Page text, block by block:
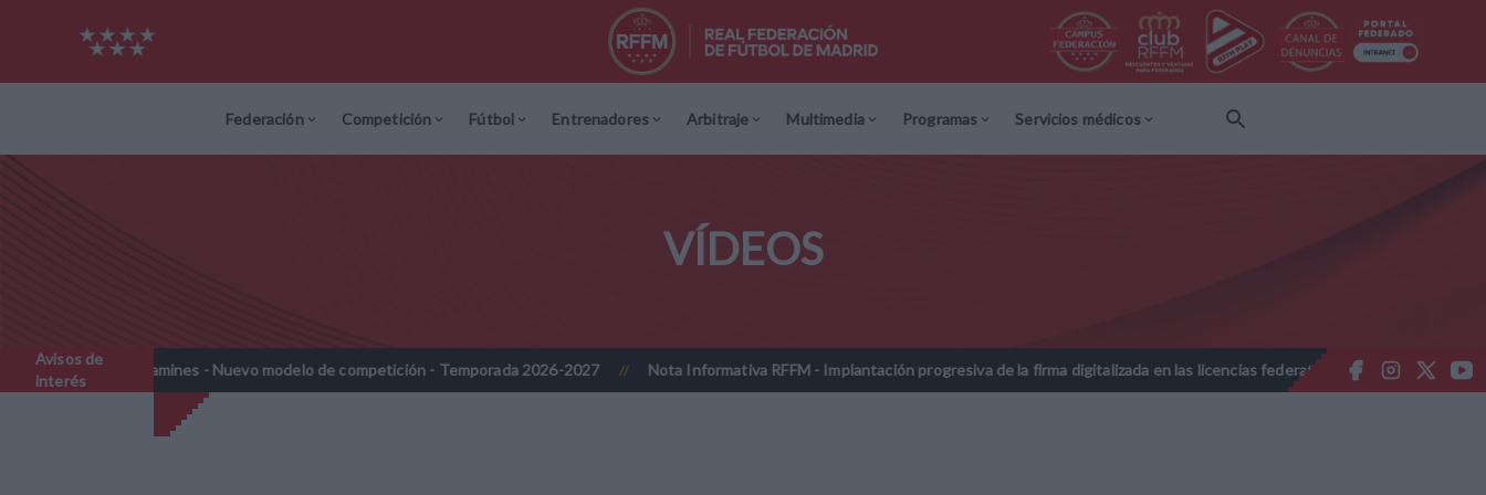
Federación Competición Fútbol Entrenadores Arbitraje Multimedia Programas Servicios médicos
VÍDEOS
Avisos de
interés
Prebenjamines - Nuevo modelo de competición - Temporada 2026-2027 // Nota Informativa RFFM - Implantación progresiva de la firma digitalizada en las licencias federativas - Temporada 2026-2027 //